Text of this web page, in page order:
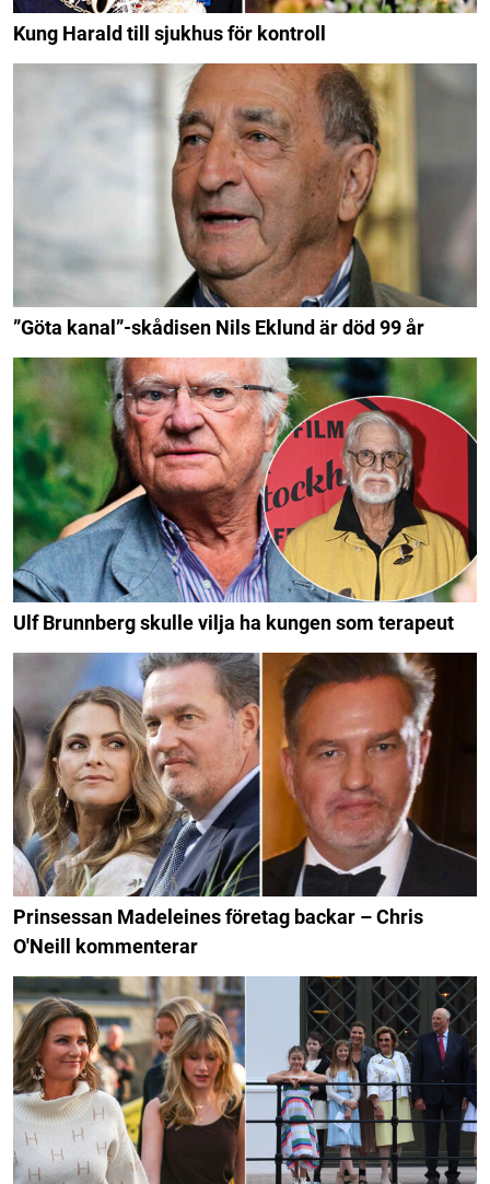
Kung Harald till sjukhus för kontroll
”Göta kanal”-skådisen Nils Eklund är död 99 år
Ulf Brunnberg skulle vilja ha kungen som terapeut
Prinsessan Madeleines företag backar – Chris
O'Neill kommenterar